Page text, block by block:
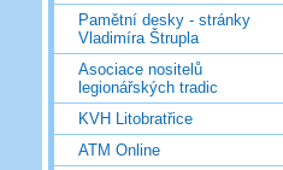
Pamětní desky - stránky
Vladimíra Štrupla
Asociace nositelů
legionářských tradic
KVH Litobratřice
ATM Online